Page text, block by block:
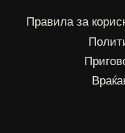
Правила за